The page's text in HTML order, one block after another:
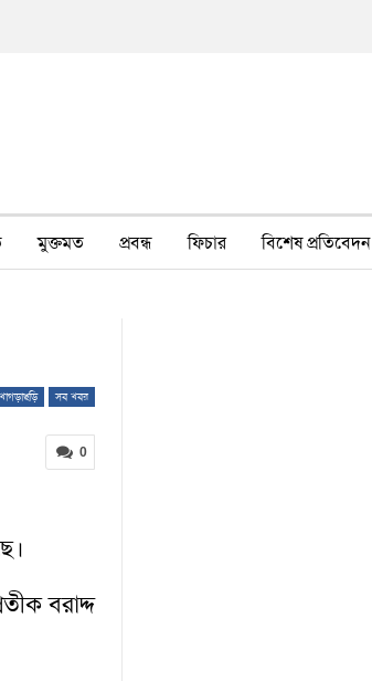
মুক্তমত প্রবন্ধ ফিচার বিশেষ প্রতিবেদন
খাগড়াছড়ি সব খবর
0
বরাদ্দ